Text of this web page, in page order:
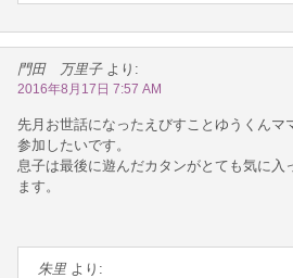
門田 万里子 より:
2016年8月17日 7:57 AM
先月お世話になったえびすことゆうくん
参加したいです。
息子は最後に遊んだカタンがとても気に
ます。
朱里 より: